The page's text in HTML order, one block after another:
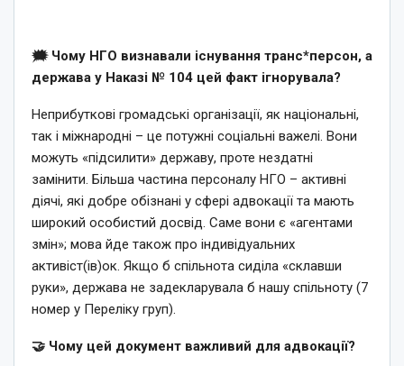
🗯 Чому НГО визнавали існування транс*персон, а
держава у Наказі № 104 цей факт ігнорувала?
Неприбуткові громадські організації, як національні,
так і міжнародні – це потужні соціальні важелі. Вони
можуть «підсилити» державу, проте нездатні
замінити. Більша частина персоналу НГО – активні
діячі, які добре обізнані у сфері адвокації та мають
широкий особистий досвід. Саме вони є «агентами
змін»; мова йде також про індивідуальних
активіст(ів)ок. Якщо б спільнота сиділа «склавши
руки», держава не задекларувала б нашу спільноту (7
номер у Переліку груп).
🤝 Чому цей документ важливий для адвокації?